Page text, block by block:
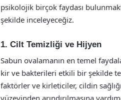
psikolojik birçok faydası
şekilde inceleyeceğiz.
1. Cilt Temizliği ve Hijyen
Sabun ovalamanın en temel
kir ve bakterileri etkili bir şekilde
faktörler ve kirleticiler, cildin
yüzeyinden arındırılmasına